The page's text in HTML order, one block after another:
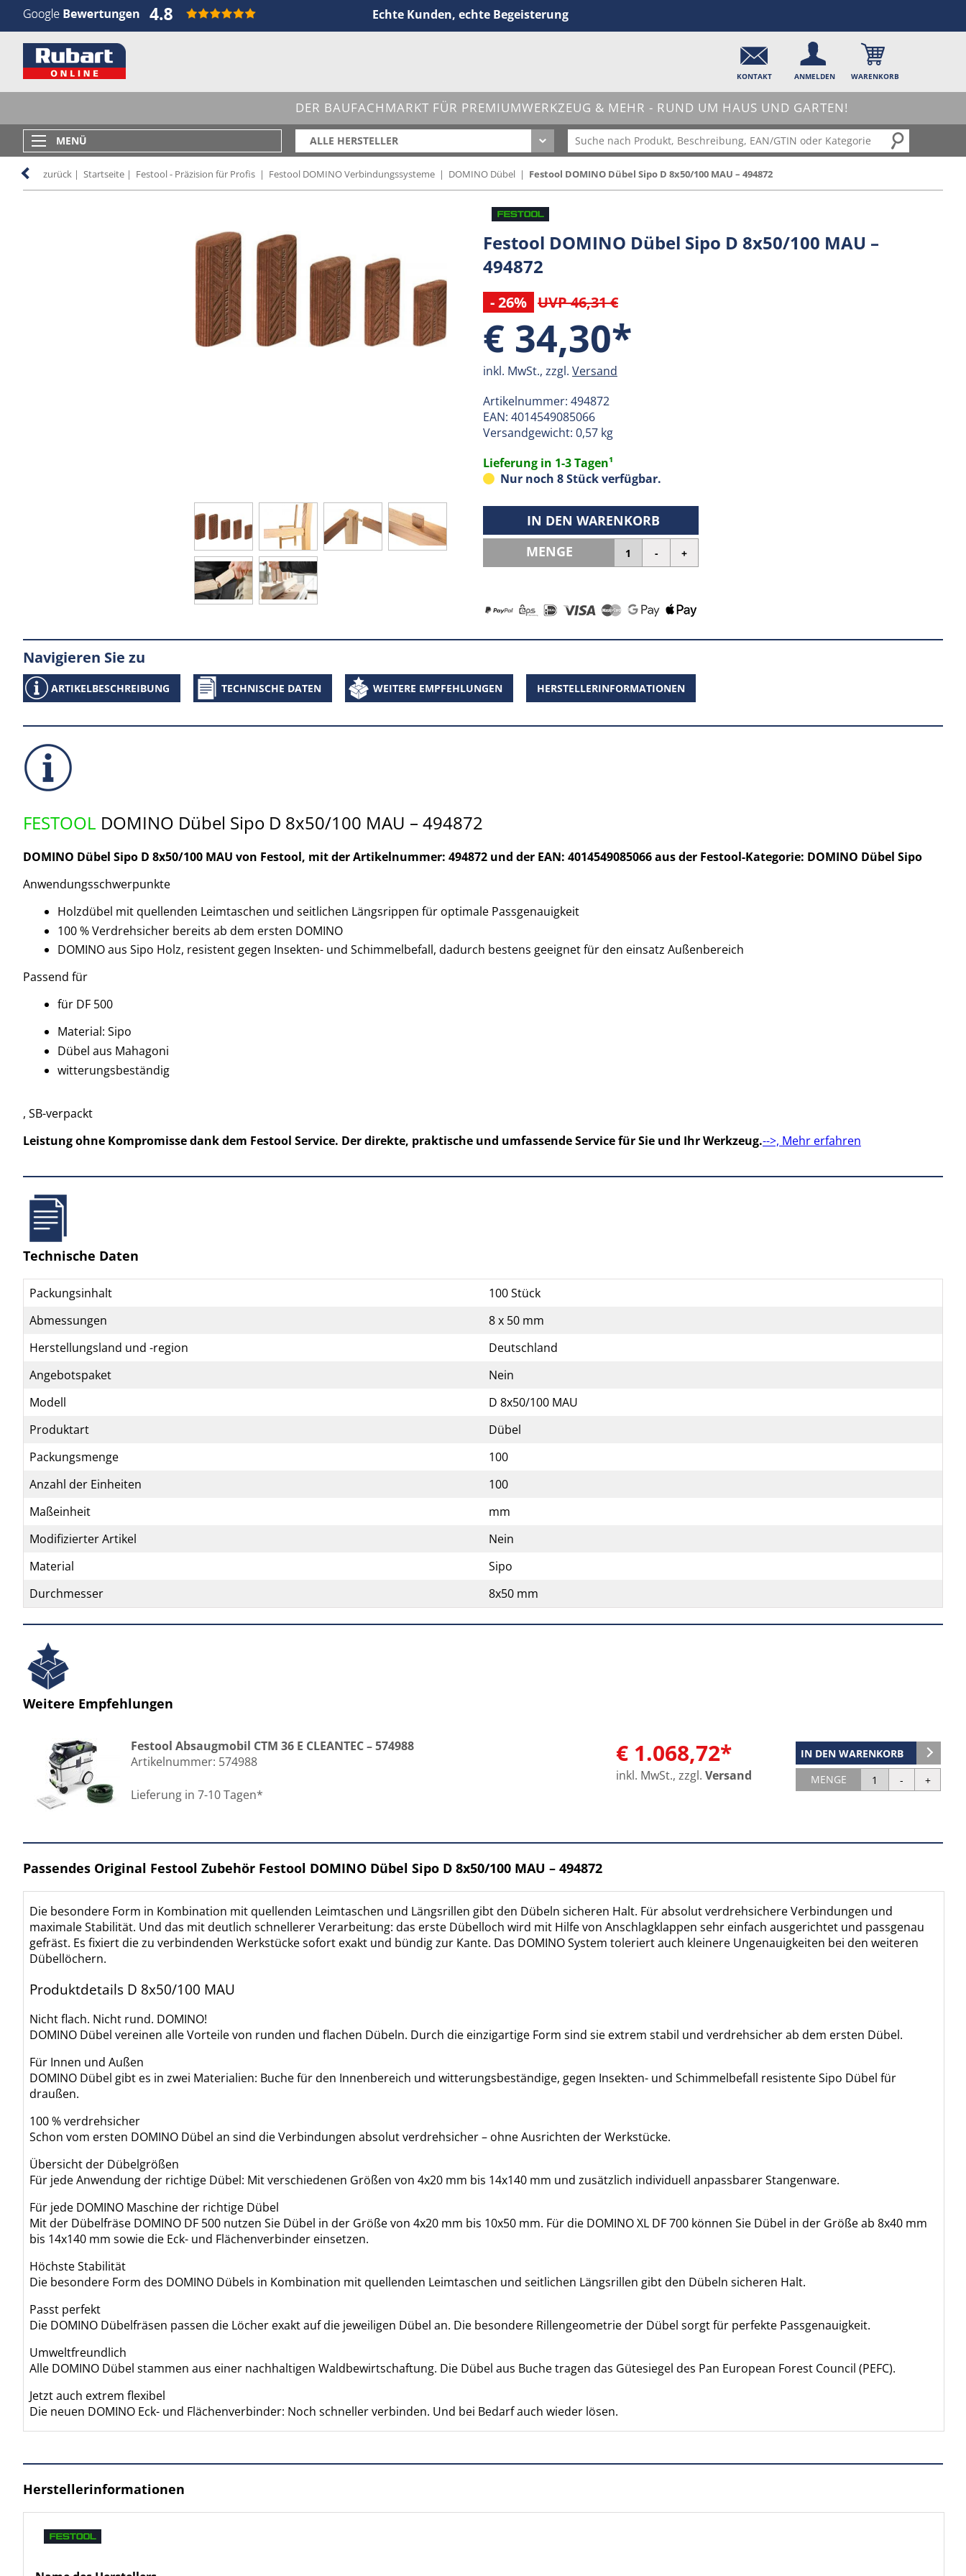
Echte Kunden, echte Begeisterung
KONTAKT ANMELDEN WARENKORB
DER BAUFACHMARKT FÜR PREMIUMWERKZEUG & MEHR - RUND UM HAUS UND GARTEN!
MENÜ ALLE HERSTELLER
zurück | Startseite | Festool - Präzision für Profis | Festool DOMINO Verbindungssysteme | DOMINO Dübel | Festool DOMINO Dübel Sipo D 8x50/100 MAU – 494872
Festool DOMINO Dübel Sipo D 8x50/100 MAU –
494872
- 26% UVP 46,31 €
€ 34,30*
inkl. MwSt., zzgl. Versand
Artikelnummer: 494872
EAN: 4014549085066
Versandgewicht: 0,57 kg
Lieferung in 1-3 Tagen¹
Nur noch 8 Stück verfügbar.
IN DEN WARENKORB
MENGE
Navigieren Sie zu
ARTIKELBESCHREIBUNG TECHNISCHE DATEN WEITERE EMPFEHLUNGEN HERSTELLERINFORMATIONEN
FESTOOL DOMINO Dübel Sipo D 8x50/100 MAU – 494872
DOMINO Dübel Sipo D 8x50/100 MAU von Festool, mit der Artikelnummer: 494872 und der EAN: 4014549085066 aus der Festool-Kategorie: DOMINO Dübel Sipo
Anwendungsschwerpunkte
Holzdübel mit quellenden Leimtaschen und seitlichen Längsrippen für optimale Passgenauigkeit
100 % Verdrehsicher bereits ab dem ersten DOMINO
DOMINO aus Sipo Holz, resistent gegen Insekten- und Schimmelbefall, dadurch bestens geeignet für den einsatz Außenbereich
Passend für
für DF 500
Material: Sipo
Dübel aus Mahagoni
witterungsbeständig
, SB-verpackt
Leistung ohne Kompromisse dank dem Festool Service. Der direkte, praktische und umfassende Service für Sie und Ihr Werkzeug.-->, Mehr erfahren
Technische Daten
Packungsinhalt
100 Stück
Abmessungen
8 x 50 mm
Herstellungsland und -region
Deutschland
Angebotspaket
Nein
Modell
D 8x50/100 MAU
Produktart
Dübel
Packungsmenge
100
Anzahl der Einheiten
100
Maßeinheit
mm
Modifizierter Artikel
Nein
Material
Sipo
Durchmesser
8x50 mm
Weitere Empfehlungen
Festool Absaugmobil CTM 36 E CLEANTEC – 574988
Artikelnummer: 574988
Lieferung in 7-10 Tagen*
IN DEN WARENKORB
MENGE
€ 1.068,72*
inkl. MwSt., zzgl. Versand
Passendes Original Festool Zubehör Festool DOMINO Dübel Sipo D 8x50/100 MAU – 494872
Die besondere Form in Kombination mit quellenden Leimtaschen und Längsrillen gibt den Dübeln sicheren Halt. Für absolut verdrehsichere Verbindungen und
maximale Stabilität. Und das mit deutlich schnellerer Verarbeitung: das erste Dübelloch wird mit Hilfe von Anschlagklappen sehr einfach ausgerichtet und passgenau
gefräst. Es fixiert die zu verbindenden Werkstücke sofort exakt und bündig zur Kante. Das DOMINO System toleriert auch kleinere Ungenauigkeiten bei den weiteren
Dübellöchern.
Produktdetails D 8x50/100 MAU
Nicht flach. Nicht rund. DOMINO!
DOMINO Dübel vereinen alle Vorteile von runden und flachen Dübeln. Durch die einzigartige Form sind sie extrem stabil und verdrehsicher ab dem ersten Dübel.
Für Innen und Außen
DOMINO Dübel gibt es in zwei Materialien: Buche für den Innenbereich und witterungsbeständige, gegen Insekten- und Schimmelbefall resistente Sipo Dübel für
draußen.
100 % verdrehsicher
Schon vom ersten DOMINO Dübel an sind die Verbindungen absolut verdrehsicher – ohne Ausrichten der Werkstücke.
Übersicht der Dübelgrößen
Für jede Anwendung der richtige Dübel: Mit verschiedenen Größen von 4x20 mm bis 14x140 mm und zusätzlich individuell anpassbarer Stangenware.
Für jede DOMINO Maschine der richtige Dübel
Mit der Dübelfräse DOMINO DF 500 nutzen Sie Dübel in der Größe von 4x20 mm bis 10x50 mm. Für die DOMINO XL DF 700 können Sie Dübel in der Größe ab 8x40 mm
bis 14x140 mm sowie die Eck- und Flächenverbinder einsetzen.
Höchste Stabilität
Die besondere Form des DOMINO Dübels in Kombination mit quellenden Leimtaschen und seitlichen Längsrillen gibt den Dübeln sicheren Halt.
Passt perfekt
Die DOMINO Dübelfräsen passen die Löcher exakt auf die jeweiligen Dübel an. Die besondere Rillengeometrie der Dübel sorgt für perfekte Passgenauigkeit.
Umweltfreundlich
Alle DOMINO Dübel stammen aus einer nachhaltigen Waldbewirtschaftung. Die Dübel aus Buche tragen das Gütesiegel des Pan European Forest Council (PEFC).
Jetzt auch extrem flexibel
Die neuen DOMINO Eck- und Flächenverbinder: Noch schneller verbinden. Und bei Bedarf auch wieder lösen.
Herstellerinformationen